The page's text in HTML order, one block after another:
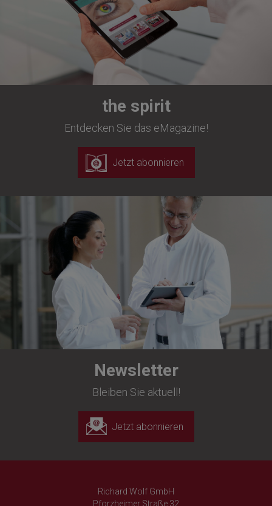
the spirit
Entdecken Sie das eMagazine!
Jetzt abonnieren
Newsletter
Bleiben Sie aktuell!
Jetzt abonnieren
Richard Wolf GmbH
Pforzheimer Straße 32